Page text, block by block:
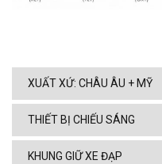
XUẤT XỨ: CHÂU ÂU + MỸ
THIẾT BỊ CHIẾU SÁNG
KHUNG GIỮ XE ĐẠP